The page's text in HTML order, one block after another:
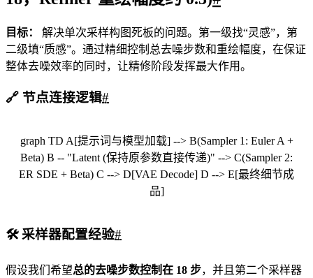
目标：
解决单次采样构图死板的问题。第一级找“灵感”，第
二级填“质感”。通过精细控制总去噪步数和重绘幅度，在保证
整体去噪效率的同时，让精修阶段发挥最大作用。
🔗 节点连接逻辑#
graph TD A[提示词与模型加载] --> B(Sampler 1: Euler A +
Beta) B -- "Latent (保持原参数直接传递)" --> C(Sampler 2:
ER SDE + Beta) C --> D[VAE Decode] D --> E[最终细节成
品]
🛠️ 采样器配置经验#
假设我们希望总的去噪步数控制在 18 步，并且第二个采样器